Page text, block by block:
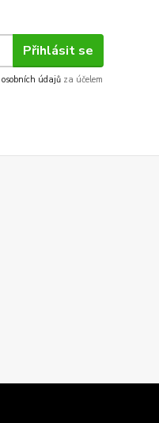
Přihlásit se
údajů za účelem